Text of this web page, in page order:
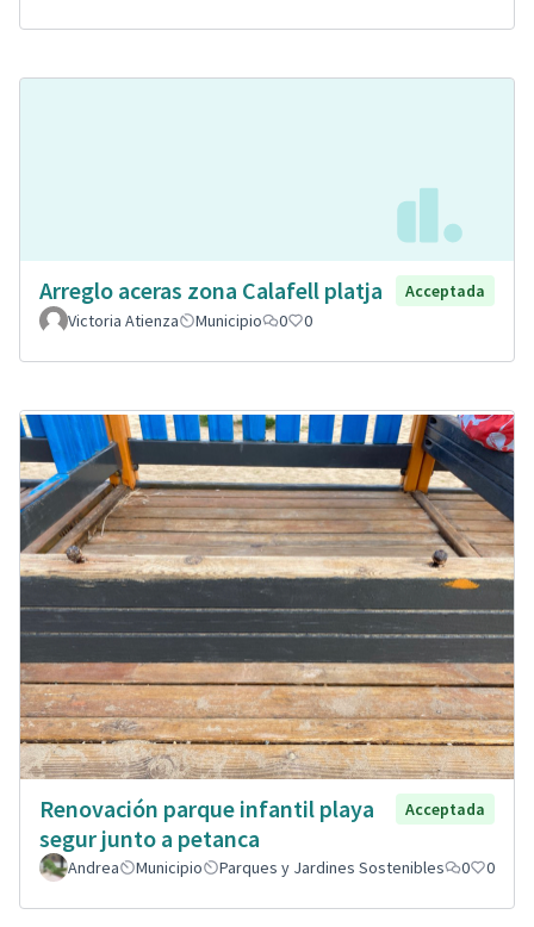
Arreglo aceras zona Calafell platja
Acceptada
Victoria Atienza
Municipio 0 0
Renovación parque infantil playa
segur junto a petanca
Acceptada
Andrea Municipio Parques y Jardines Sostenibles 0 0